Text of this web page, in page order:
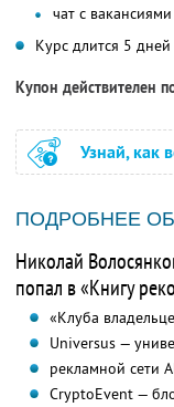
чат с
Курс длится 5
Купон действителен
Узнай, как
ПОДРОБНЕЕ
Николай
попал в «Книгу
«Клуба
Universus —
рекламной сети
CryptoEvent —